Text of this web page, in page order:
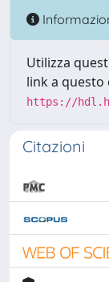
Utilizza
link a
https://
Citazioni